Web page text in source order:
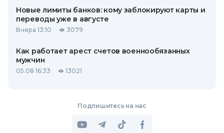
Новые лимиты банков: кому заблокируют карты и
переводы уже в августе
Вчера 13:10 3079
Как работает арест счетов военнообязанных
мужчин
05.08 16:33 13021
Подпишитесь на нас